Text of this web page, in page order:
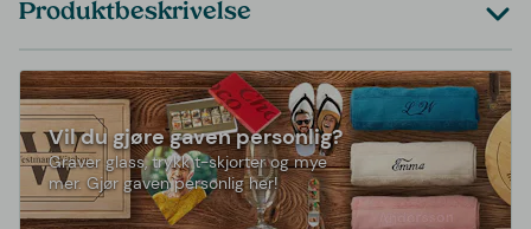
Produktbeskrivelse
Vil du gjøre gaven personlig?
Graver glass, trykk t-skjorter og mye
mer. Gjør gaven personlig her!